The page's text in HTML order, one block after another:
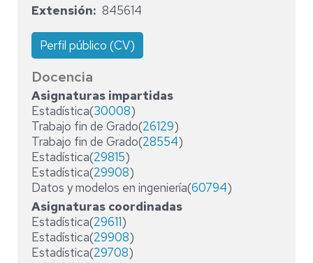
Extensión
845614
Perfil público (CV)
Docencia
Asignaturas impartidas
Estadística(30008)
Trabajo fin de Grado(26129)
Trabajo fin de Grado(28554)
Estadística(29815)
Estadística(29908)
Datos y modelos en ingeniería(60794)
Asignaturas coordinadas
Estadística(29611)
Estadística(29908)
Estadística(29708)